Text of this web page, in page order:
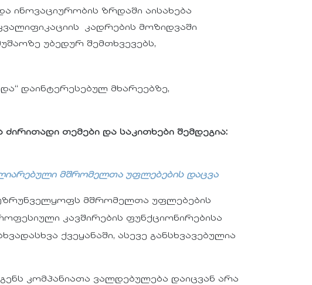
ინოვაციურობის ზრდაში აისახება
კადრების მოზიდვაში
უბედურ შემთხვევებს,
დაინტერესებულ მხარეებზე,
თემები და საკითხები შემდეგია:
მშრომელთა უფლებების დაცვა
მშრომელთა უფლებების
კავშირების ფუნქციონირებისა
ქვეყანაში, ასევე განსხვავებულია
კომპანიათა ვალდებულება დაიცვან არა